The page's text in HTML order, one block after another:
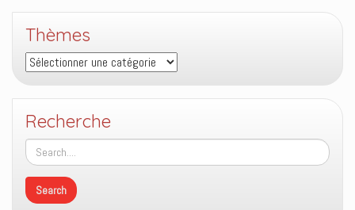
avait-
il
pris
une
d’huile
pour
Saul
et
une
corne
d’huile
Thèmes
Thèmes
Recherche